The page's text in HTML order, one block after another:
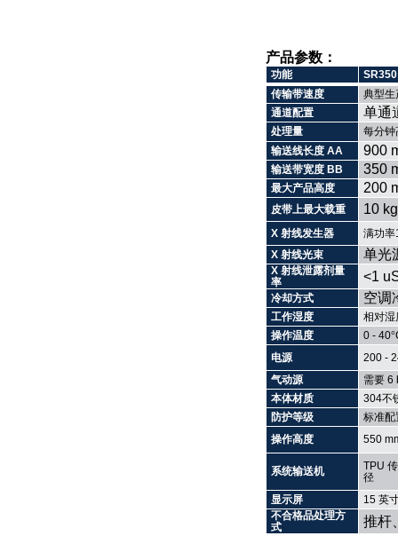
产品参数：
功能
SR350
传输带速度
典型生
通道配置
单通
处理量
每分钟
输送线长度 AA 900
输送带宽度 BB 350
最大产品高度 200
皮带上最大载重 10 kg
X 射线发生器 满功率
X 射线光束 单光
X 射线泄露剂量
率
<1
冷却方式 空调
工作湿度
相对湿
操作温度
0 - 40°
电源
200 -
气动源
需要 6
本体材质
304不
防护等级
标准配
操作高度
550
系统输送机 TPU
径
显示屏
15 英
不合格品处理方
式
推杆